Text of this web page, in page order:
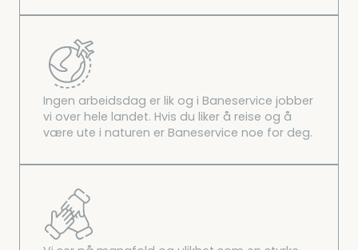
Ingen arbeidsdag er lik og i Baneservice jobber
vi over hele landet. Hvis du liker å reise og å
være ute i naturen er Baneservice noe for deg.